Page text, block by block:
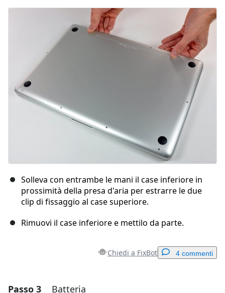
Aggiungi Commento
Pubblica commento
Solleva con entrambe le mani il case inferiore in
prossimità della presa d'aria per estrarre le due
clip di fissaggio al case superiore.
Rimuovi il case inferiore e mettilo da parte.
Chiedi a FixBot 4 commenti
Aggiungi un commento
Passo 3 Batteria